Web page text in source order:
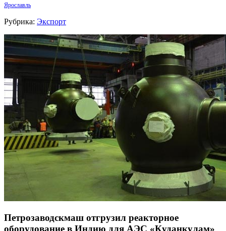
Ярославль
Рубрика: Экспорт
Петрозаводскмаш отгрузил реакторное